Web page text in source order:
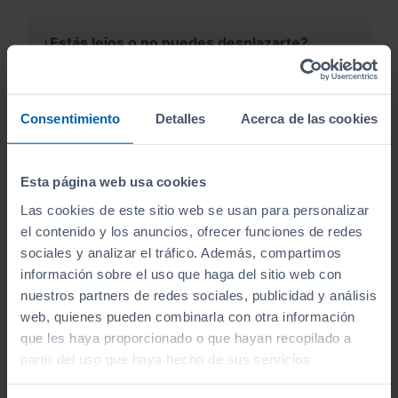
Consentimiento Detalles Acerca de las cookies
Esta página web usa cookies
Las cookies de este sitio web se usan para personalizar
el contenido y los anuncios, ofrecer funciones de redes
sociales y analizar el tráfico. Además, compartimos
información sobre el uso que haga del sitio web con
nuestros partners de redes sociales, publicidad y análisis
web, quienes pueden combinarla con otra información
que les haya proporcionado o que hayan recopilado a
partir del uso que haya hecho de sus servicios.
¿Estás lejos o no puedes desplazarte?
instalaciones (Ver instalaciones)
comerciales.
¿Por qué comprar en Sibuscascoche?
Compra tu coche con confianza